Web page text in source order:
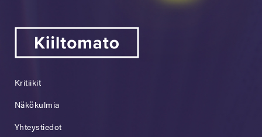
Kritiikit
Näkökulmia
Yhteystiedot